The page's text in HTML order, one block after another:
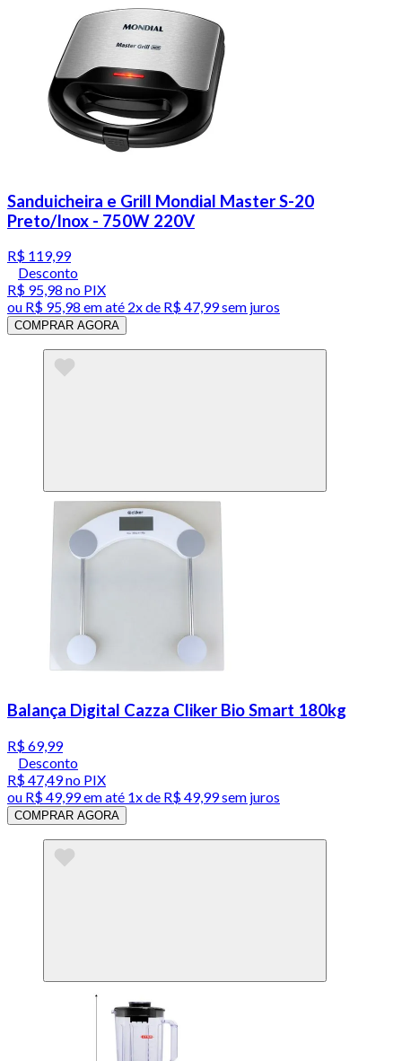
Sanduicheira e Grill Mondial Master S-20
Preto/Inox - 750W 220V
R$ 119,99
Desconto
R$ 95,98 no PIX
ou R$ 95,98 em até 2x de R$ 47,99 sem juros
COMPRAR AGORA
Balança Digital Cazza Cliker Bio Smart 180kg
R$ 69,99
Desconto
R$ 47,49no PIX
ou R$ 49,99em até 1x de R$ 49,99sem juros
COMPRAR AGORA